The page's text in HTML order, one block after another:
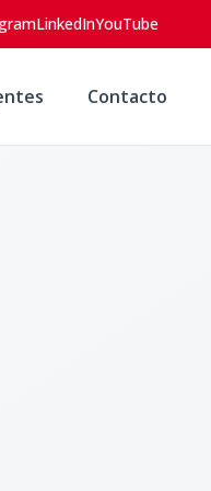
LinkedInYouTube
Contacto